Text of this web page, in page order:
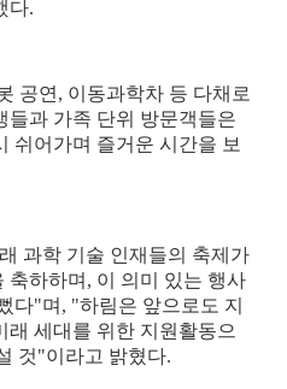
다.
공연 , 이동과학차 등 다채로
들과 가족 단위 방문객들은
쉬어가며 즐거운 시간을 보
과학 기술 인재들의 축제가
축하하며 , 이 의미 있는 행사
다"며 , "하림은 앞으로도 지
래 세대를 위한 지원활동으
것"이라고 밝혔다.